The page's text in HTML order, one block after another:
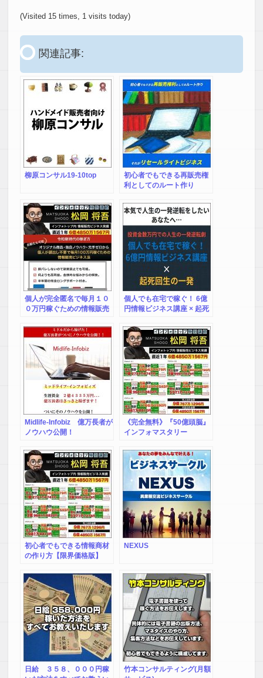
(Visited 15 times, 1 visits today)
関連記事:
柳原コンサル19-10top
初心者でもできる再販売権
利としてのルート作り
個人が完全匿名で毎月１０
０万円稼ぐための情報販売
個人でも在宅で稼ぐ！ 6億
円情報ビジネス講座 × 起死
Midlife-Infobiz 億万長者が
ノウハウ公開！
《完全無料》『50億頭脳』
インフォマスタリー
初心者でもできる情報商材
の作り方【限界価格版】
NEXUS
日給 ３５８、０００円稼
竹本コンサルティング(月額